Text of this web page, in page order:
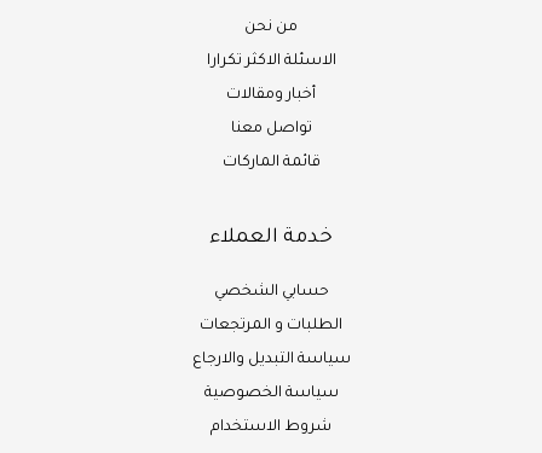
من نحن
الاسئلة الاكثر تكرارا
أخبار ومقالات
تواصل معنا
قائمة الماركات
خدمة العملاء
حسابي الشخصي
الطلبات و المرتجعات
سياسة التبديل والارجاع
سياسة الخصوصية
شروط الاستخدام